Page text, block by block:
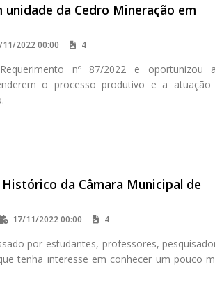
da Cedro Mineração em
11/2022 00:00 4
nº 87/2022 e oportunizou
o processo produtivo e a atuação
da Câmara Municipal de
17/11/2022 00:00 4
por estudantes, professores,
tenha interesse em conhecer um pouco